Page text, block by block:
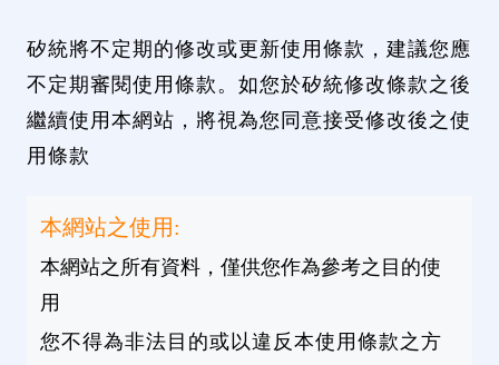
矽統將不定期的修改或更新使用條款，建議您應
不定期審閱使用條款。如您於矽統修改條款之後
繼續使用本網站，將視為您同意接受修改後之使
用條款
本網站之使用:
本網站之所有資料，僅供您作為參考之目的使
用
您不得為非法目的或以違反本使用條款之方